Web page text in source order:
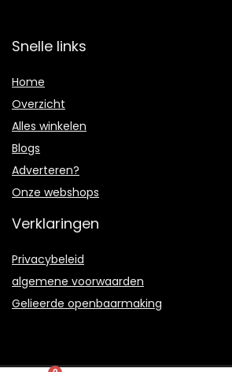
Snelle links
Home
Overzicht
Alles winkelen
Blogs
Adverteren?
Onze webshops
Verklaringen
Privacybeleid
algemene voorwaarden
Gelieerde openbaarmaking